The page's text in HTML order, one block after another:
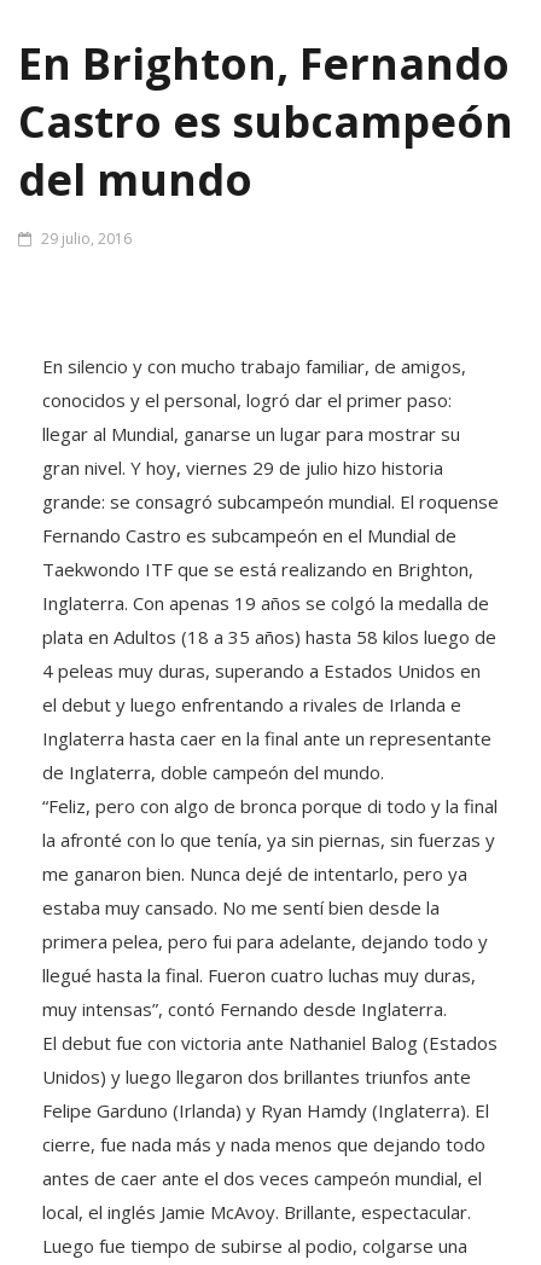
En Brighton, Fernando
Castro es subcampeón
del mundo
29 julio, 2016
En silencio y con mucho trabajo familiar, de amigos,
conocidos y el personal, logró dar el primer paso:
llegar al Mundial, ganarse un lugar para mostrar su
gran nivel. Y hoy, viernes 29 de julio hizo historia
grande: se consagró subcampeón mundial. El roquense
Fernando Castro es subcampeón en el Mundial de
Taekwondo ITF que se está realizando en Brighton,
Inglaterra. Con apenas 19 años se colgó la medalla de
plata en Adultos (18 a 35 años) hasta 58 kilos luego de
4 peleas muy duras, superando a Estados Unidos en
el debut y luego enfrentando a rivales de Irlanda e
Inglaterra hasta caer en la final ante un representante
de Inglaterra, doble campeón del mundo.
“Feliz, pero con algo de bronca porque di todo y la final
la afronté con lo que tenía, ya sin piernas, sin fuerzas y
me ganaron bien. Nunca dejé de intentarlo, pero ya
estaba muy cansado. No me sentí bien desde la
primera pelea, pero fui para adelante, dejando todo y
llegué hasta la final. Fueron cuatro luchas muy duras,
muy intensas”, contó Fernando desde Inglaterra.
El debut fue con victoria ante Nathaniel Balog (Estados
Unidos) y luego llegaron dos brillantes triunfos ante
Felipe Garduno (Irlanda) y Ryan Hamdy (Inglaterra). El
cierre, fue nada más y nada menos que dejando todo
antes de caer ante el dos veces campeón mundial, el
local, el inglés Jamie McAvoy. Brillante, espectacular.
Luego fue tiempo de subirse al podio, colgarse una